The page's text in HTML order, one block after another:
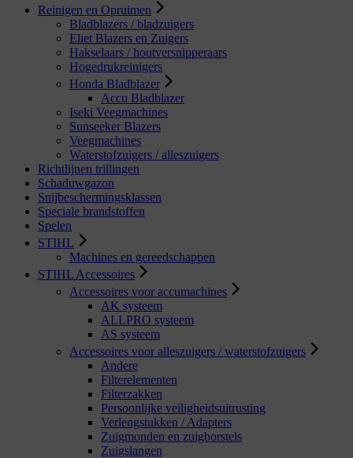
Reinigen en Opruimen
Bladblazers / bladzuigers
Eliet Blazers en Zuigers
Hakselaars / houtversnipperaars
Hogedrukreinigers
Honda Bladblazer
Accu Bladblazer
Iseki Veegmachines
Sunseeker Blazers
Veegmachines
Waterstofzuigers / alleszuigers
Richtlijnen trillingen
Schaduwgazon
Snijbeschermingsklassen
Speciale brandstoffen
Spelen
STIHL
Machines en gereedschappen
STIHL Accessoires
Accessoires voor accumachines
AK systeem
ALLPRO systeem
AS systeem
Accessoires voor alleszuigers / waterstofzuigers
Andere
Filterelementen
Filterzakken
Persoonlijke veiligheidsuitrusting
Verlengstukken / Adapters
Zuigmonden en zuigborstels
Zuigslangen